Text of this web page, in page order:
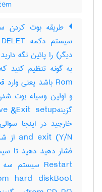
طریقه بوت کردن
hard diskBoot